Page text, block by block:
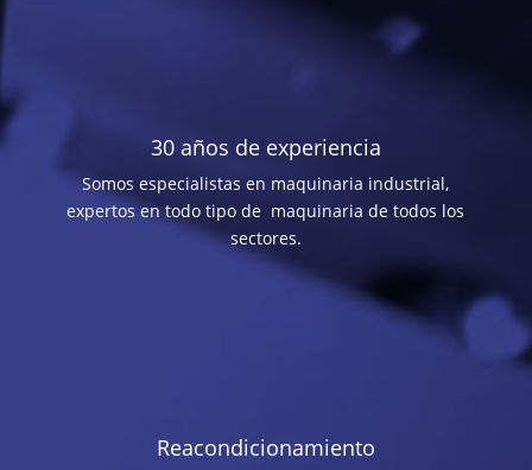
30 años de experiencia
Somos especialistas en maquinaria industrial,
expertos en todo tipo de maquinaria de todos los
sectores.
Reacondicionamiento